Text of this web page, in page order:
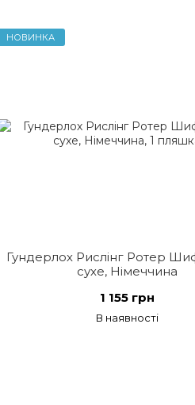
НОВИНКА
Гундерлох Рислінг Ротер
сухе, Німеччина
1 155 грн
В наявності